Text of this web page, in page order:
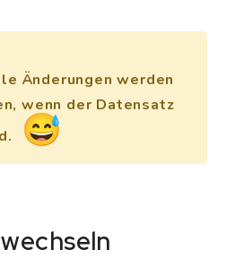
Änderungen werden
wenn der Datensatz
😅